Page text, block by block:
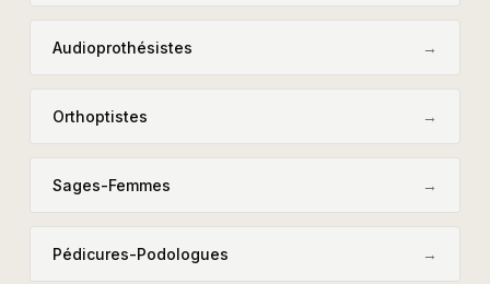
Audioprothésistes →
Orthoptistes →
Sages-Femmes →
Pédicures-Podologues →